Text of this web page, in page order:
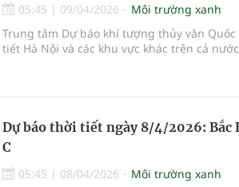
05:45 | 09/04/2026
Môi trường xanh
Trung tâm Dự báo khí tượng thủy văn
tiết Hà Nội và các khu vực khác trên cả
Dự báo thời tiết ngày 8/4/2026: Bắc
C
05:45 | 08/04/2026
Môi trường xanh